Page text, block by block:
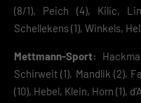
(8/1), Peich (4), Kilic,
Schellekens (1), Winkels,
Mettmann-Sport:
Schirweit (1), Mandlik (2),
(10), Hebel, Klein, Horn (1),